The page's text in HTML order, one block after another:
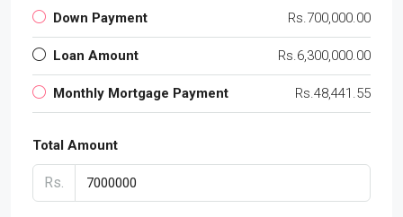
Down Payment Rs.700,000.00
Loan Amount Rs.6,300,000.00
Monthly Mortgage Payment Rs.48,441.55
Total Amount
Rs.